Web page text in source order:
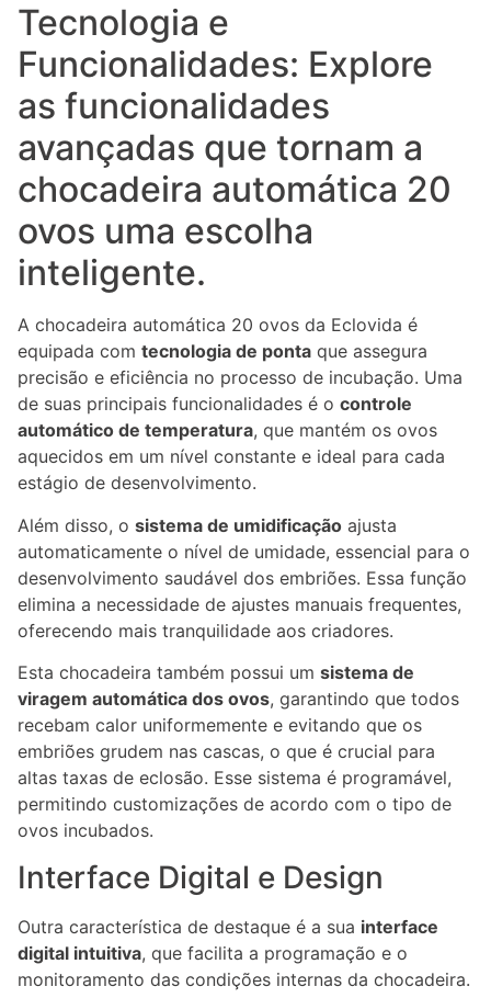
Tecnologia e
Funcionalidades: Explore
as funcionalidades
avançadas que tornam a
chocadeira automática 20
ovos uma escolha
inteligente.
A chocadeira automática 20 ovos da Eclovida é
equipada com tecnologia de ponta que assegura
precisão e eficiência no processo de incubação. Uma
de suas principais funcionalidades é o controle
automático de temperatura, que mantém os ovos
aquecidos em um nível constante e ideal para cada
estágio de desenvolvimento.
Além disso, o sistema de umidificação ajusta
automaticamente o nível de umidade, essencial para o
desenvolvimento saudável dos embriões. Essa função
elimina a necessidade de ajustes manuais frequentes,
oferecendo mais tranquilidade aos criadores.
Esta chocadeira também possui um sistema de
viragem automática dos ovos, garantindo que todos
recebam calor uniformemente e evitando que os
embriões grudem nas cascas, o que é crucial para
altas taxas de eclosão. Esse sistema é programável,
permitindo customizações de acordo com o tipo de
ovos incubados.
Interface Digital e Design
Outra característica de destaque é a sua interface
digital intuitiva, que facilita a programação e o
monitoramento das condições internas da chocadeira.